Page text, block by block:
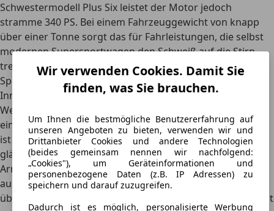
Wir verwenden Cookies. Damit Sie
finden, was Sie brauchen.
Um Ihnen die bestmögliche Benutzererfahrung auf
unseren Angeboten zu bieten, verwenden wir und
Drittanbieter Cookies und andere Technologien
(beides gemeinsam nennen wir nachfolgend:
„Cookies"), um Geräteinformationen und
personenbezogene Daten (z.B. IP Adressen) zu
speichern und darauf zuzugreifen.
Dadurch ist es möglich, personalisierte Werbung
Schwestermodell Plus Six leistet der Motor jedoch
stramme 340 PS. Bei einem Fahrzeuggewicht von knapp
über einer Tonne sorgt das für Fahrleistungen, die selbst
modernen Supersportwagen den Schweiß auf die Stirn
treiben. Für den passenden Sound sorgt eine schaltbare
Sportabgasanlage.
Innenraum: Luxusyacht-Vibes im Cockpit
Wer im Cockpit Platz nimmt, fühlt sich sofort an das Deck
einer sündhaft teuren Luxusyacht erinnert. Das Interieur
ist ein haptischer Traum aus feinstem, hellem Leder,
glänzendem Aluminium und massenhaft Holz. Die
Armaturenbrett-Oberseiten und Türbrüstungen bestehen
aus hunderten hauchdünnen Schichten Teakholz, die in
über 30 Stunden Handarbeit filigran laminiert und geformt